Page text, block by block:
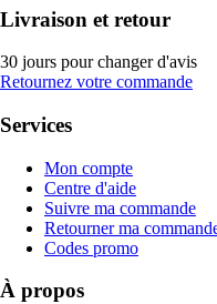
Livraison et retour
30 jours pour changer d'avis
Retournez votre commande
Services
Mon compte
Centre d'aide
Suivre ma commande
Retourner ma
Codes promo
À propos